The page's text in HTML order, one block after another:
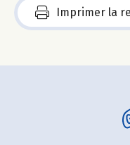
Imprimer la